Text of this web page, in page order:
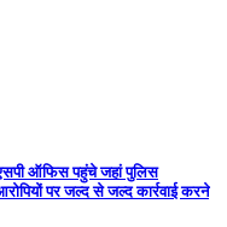
ऑफिस पहुंचे जहां पुलिस
पर जल्द से जल्द कार्रवाई करने